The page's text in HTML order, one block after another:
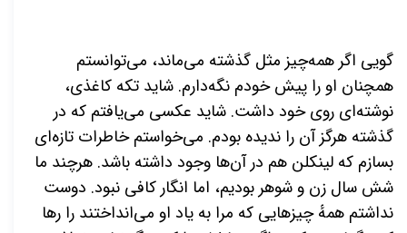
گویی اگر همه‌چیز مثل گذشته می‌ماند، می‌توانستم
همچنان او را پیش خودم نگه‌دارم. شاید تکه کاغذی،
نوشته‌ای روی خود داشت. شاید عکسی می‌یافتم که در
گذشته هرگز آن را ندیده بودم. می‌خواستم خاطرات تازه‌ای
بسازم که لینکلن هم در آن‌ها وجود داشته باشد. هرچند ما
شش سال زن و شوهر بودیم، اما انگار کافی نبود. دوست
نداشتم همهٔ چیزهایی که مرا به یاد او می‌انداختند را رها